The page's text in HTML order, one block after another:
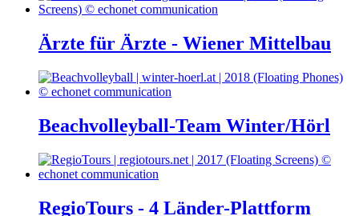
Ärzte für Ärzte - Wiener Mittelbau
Beachvolleyball-Team Winter/Hörl
RegioTours - 4 Länder-Plattform